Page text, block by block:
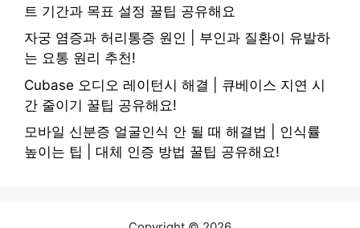
트 기간과 목표 설정 꿀팁 공유해요
자궁 염증과 허리통증 원인 | 부인과 질환이 유발하
는 요통 원리 추천!
Cubase 오디오 레이턴시 해결 | 큐베이스 지연 시
간 줄이기 꿀팁 공유해요!
모바일 신분증 얼굴인식 안 될 때 해결법 | 인식률
높이는 팁 | 대체 인증 방법 꿀팁 공유해요!